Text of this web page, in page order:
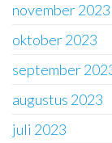
november 2023
oktober 2023
september
augustus 2023
juli 2023